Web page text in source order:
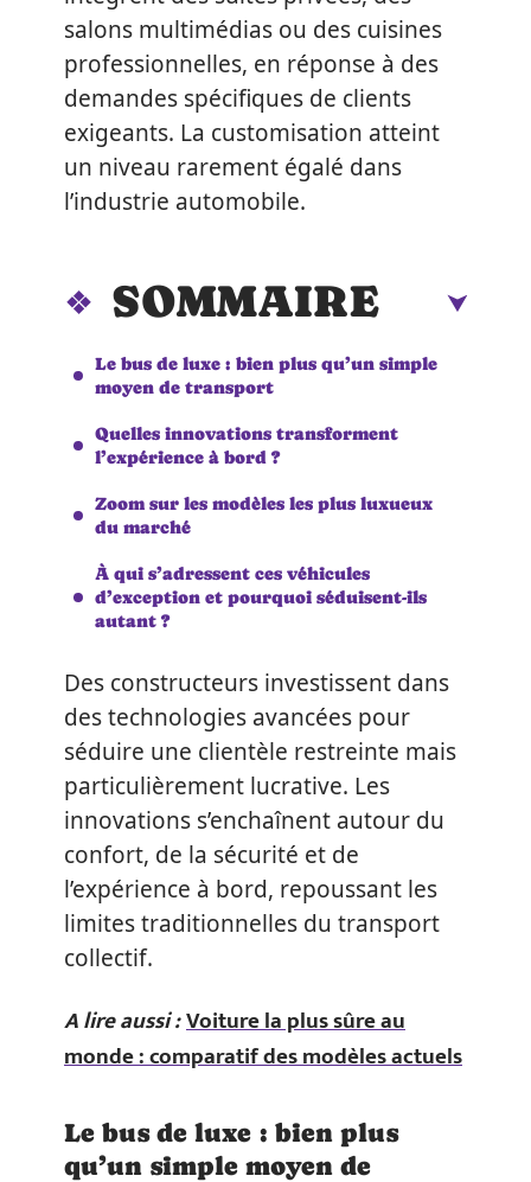
salons multimédias ou des cuisines
professionnelles, en réponse à des
demandes spécifiques de clients
exigeants. La customisation atteint
un niveau rarement égalé dans
l’industrie automobile.
SOMMAIRE
Le bus de luxe : bien plus qu’un simple
moyen de transport
Quelles innovations transforment
l’expérience à bord ?
Zoom sur les modèles les plus luxueux
du marché
À qui s’adressent ces véhicules
d’exception et pourquoi séduisent-ils
autant ?
Des constructeurs investissent dans
des technologies avancées pour
séduire une clientèle restreinte mais
particulièrement lucrative. Les
innovations s’enchaînent autour du
confort, de la sécurité et de
l’expérience à bord, repoussant les
limites traditionnelles du transport
collectif.
A lire aussi :Voiture la plus sûre au
monde : comparatif des modèles actuels
Le bus de luxe : bien plus
qu’un simple moyen de